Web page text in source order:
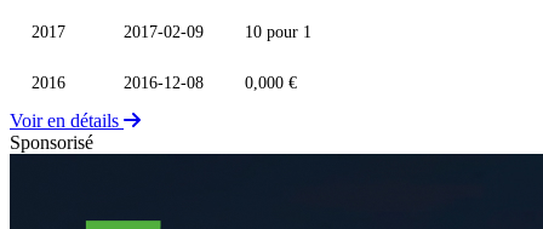
2017 2017-02-09 10 pour 1
2016 2016-12-08 0,000 €
Voir en détails
Sponsorisé